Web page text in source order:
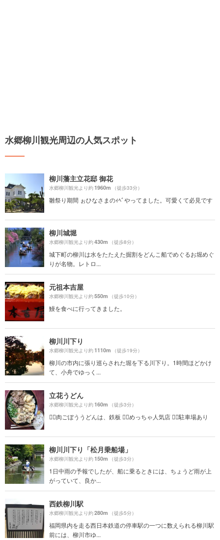
水郷柳川観光周辺の人気スポット
柳川藩主立花邸 御花
水郷柳川観光より約1960m （徒歩33分）
雛祭り期間 ぉひなさまのｨﾍﾞやってました。可愛くて必見です
柳川城堀
水郷柳川観光より約430m （徒歩8分）
城下町の柳川は水をたたえた掘割をどんこ船でめぐるお堀めぐ
りが名物。レトロ...
元祖本吉屋
水郷柳川観光より約550m （徒歩10分）
鰻を食べに行ってきました。
柳川川下り
水郷柳川観光より約1110m （徒歩19分）
柳川の市内に張り巡らされた堀を下る川下り。1時間ほどかけ
て、小舟でゆっく...
立花うどん
水郷柳川観光より約160m （徒歩3分）
☝🏻肉ごぼううどんは、鉄板 ☝🏻めっちゃ人気店 ☝🏻駐車場あり
柳川川下り「松月乗船場」
水郷柳川観光より約150m （徒歩3分）
1日中雨の予報でしたが、船に乗るときには、ちょうど雨が上
がっていて、良か...
西鉄柳川駅
水郷柳川観光より約280m （徒歩5分）
福岡県内を走る西日本鉄道の停車駅の一つに数えられる柳川駅
前には、柳川市ゆ...